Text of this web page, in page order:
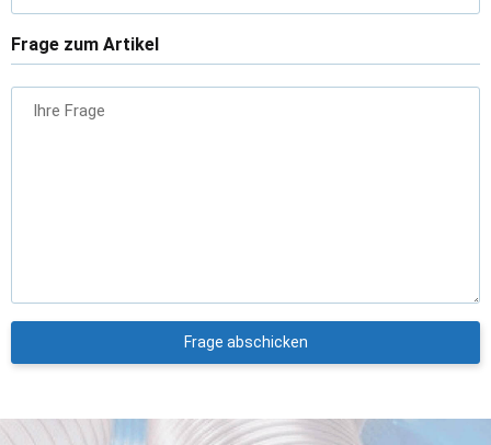
Frage zum Artikel
Ihre Frage
Frage abschicken